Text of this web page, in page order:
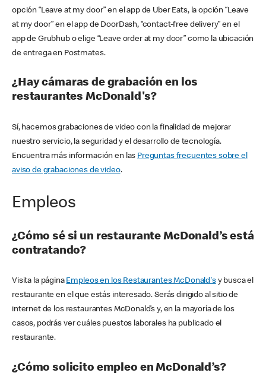
opción “Leave at my door” en el app de Uber Eats, la opción “Leave
at my door” en el app de DoorDash, “contact-free delivery” en el
app de Grubhub o elige “Leave order at my door” como la ubicación
de entrega en Postmates.
¿Hay cámaras de grabación en los
restaurantes McDonald's?
Sí, hacemos grabaciones de video con la finalidad de mejorar
nuestro servicio, la seguridad y el desarrollo de tecnología.
Encuentra más información en las Preguntas frecuentes sobre el
aviso de grabaciones de video.
Empleos
¿Cómo sé si un restaurante McDonald’s está
contratando?
Visita la página Empleos en los Restaurantes McDonald'sy busca el
restaurante en el que estás interesado. Serás dirigido al sitio de
internet de los restaurantes McDonald’s y, en la mayoría de los
casos, podrás ver cuáles puestos laborales ha publicado el
restaurante.
¿Cómo solicito empleo en McDonald’s?